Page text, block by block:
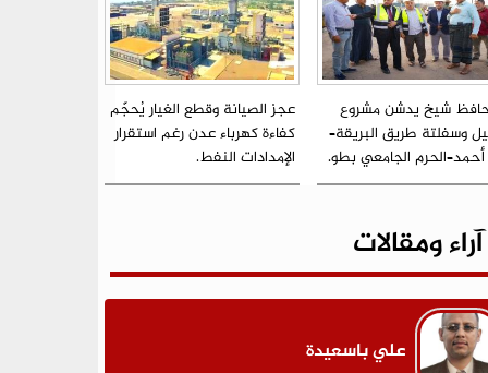
شيخ يدشن مشروع
وسفلتة طريق البريقة–
أحمد–الحرم الجامعي بطو.
عجز الصيانة وقطع الغيار يُحجّم
كفاءة كهرباء عدن رغم استقرار
الإمدادات النفط.
آراء ومقالات
علي باسعيدة